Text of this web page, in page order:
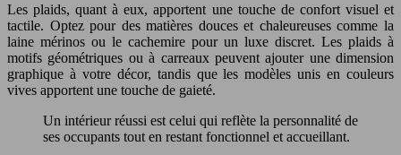
Les plaids, quant à eux, apportent une touche de confort visuel et
tactile. Optez pour des matières douces et chaleureuses comme la
laine mérinos ou le cachemire pour un luxe discret. Les plaids à
motifs géométriques ou à carreaux peuvent ajouter une dimension
graphique à votre décor, tandis que les modèles unis en couleurs
vives apportent une touche de gaieté.
Un intérieur réussi est celui qui reflète la personnalité de
ses occupants tout en restant fonctionnel et accueillant.